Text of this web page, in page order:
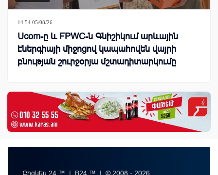
14:54 05/08/26
Ucom-ը և FPWC-ն Գնիշիկում արևային
էներգիայի միջոցով կապահովեն վայրի
բնության շուրջօրյա մշտադիտարկումը
Բիզնես 24 ™ | B24 ™ | © 2008 - 2026